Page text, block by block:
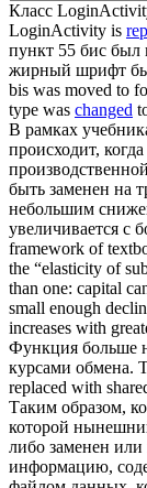
Класс
LoginActivity is
пункт 55 бис был
жирный шрифт
bis was moved to
type was changed
В рамках
происходит,
быть заменен на
небольшим
увеличивается с
framework of
the “elasticity of
than one: capital
small enough
increases with
Функция больше
курсами обмена.
replaced with
Таким образом,
которой
либо заменен или
информацию,